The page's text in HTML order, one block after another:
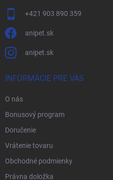
+421 903 890 359
anipet.sk
anipet.sk
INFORMÁCIE PRE VÁS
O nás
Bonusový program
Doručenie
Vrátenie tovaru
Obchodné podmienky
Právna doložka